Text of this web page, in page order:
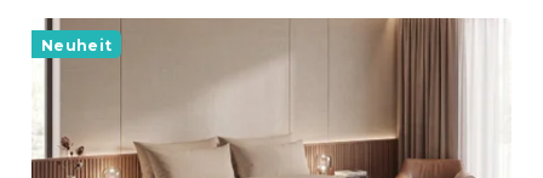
Neuheit